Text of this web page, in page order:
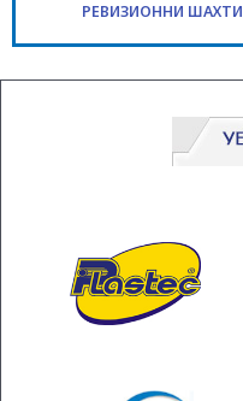
РЕВИЗИОННИ ШАХТИ